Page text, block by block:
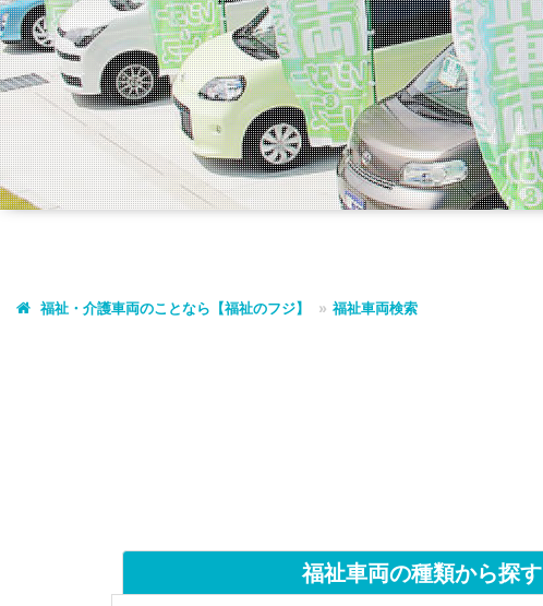
福祉・介護車両のことなら【福祉のフジ】 福祉車両検索
福祉車両の種類から探す